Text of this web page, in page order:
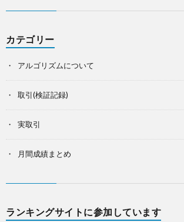
カテゴリー
アルゴリズムについて
取引(検証記録)
実取引
月間成績まとめ
ランキングサイトに参加しています